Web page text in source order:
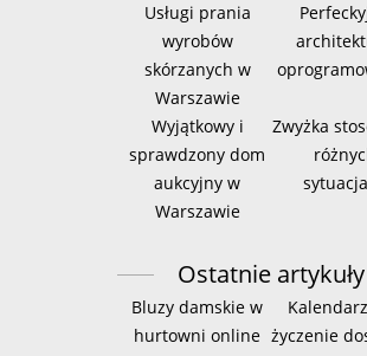
Usługi prania
wyrobów
skórzanych w
Warszawie
Wyjątkowy i
sprawdzony dom
aukcyjny w
Warszawie
Zwyżka
Ostatnie artykuły
Bluzy damskie w
hurtowni online życzenie